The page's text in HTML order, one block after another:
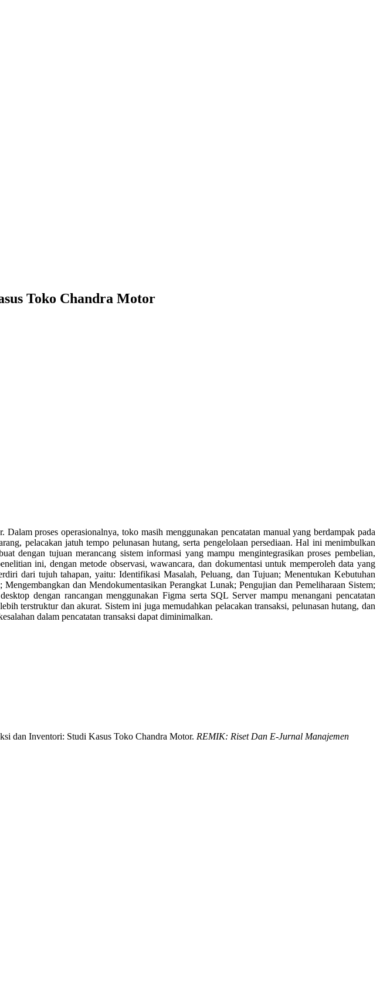
Toko Chandra Motor
proses operasionalnya, toko masih menggunakan pencatatan manual yang berdampak pada
pelacakan jatuh tempo pelunasan hutang, serta pengelolaan persediaan. Hal ini menimbulkan
dengan tujuan merancang sistem informasi yang mampu mengintegrasikan proses pembelian,
ini, dengan metode observasi, wawancara, dan dokumentasi untuk memperoleh data yang
dari tujuh tahapan, yaitu: Identifikasi Masalah, Peluang, dan Tujuan; Menentukan Kebutuhan
dan Mendokumentasikan Perangkat Lunak; Pengujian dan Pemeliharaan Sistem;
dengan rancangan menggunakan Figma serta SQL Server mampu menangani pencatatan
terstruktur dan akurat. Sistem ini juga memudahkan pelacakan transaksi, pelunasan hutang, dan
dalam pencatatan transaksi dapat diminimalkan.
dan Inventori: Studi Kasus Toko Chandra Motor. REMIK: Riset Dan E-Jurnal Manajemen